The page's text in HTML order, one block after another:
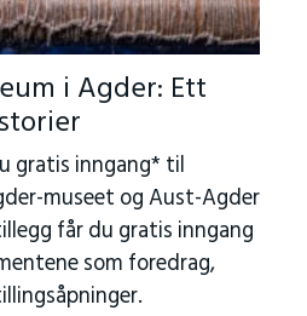
i Agder: Ett
gratis inngang* til
museet og Aust-Agder
får du gratis inngang
som foredrag,